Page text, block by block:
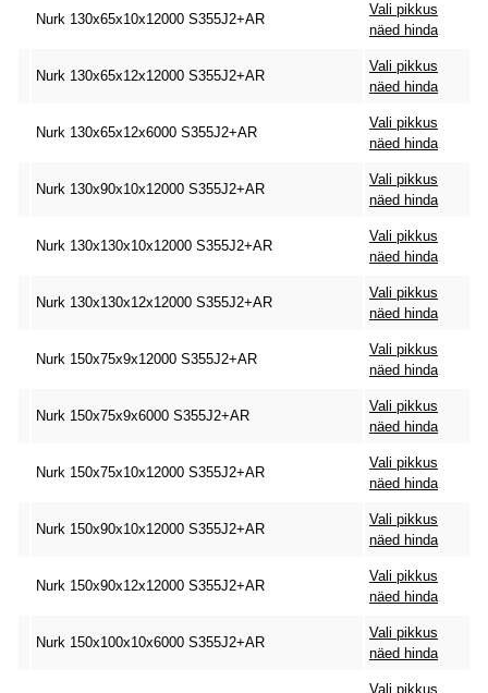
Nurk 130x65x10x12000 S355J2+AR
Vali pikkus
näed hinda
Nurk 130x65x12x12000 S355J2+AR
Vali pikkus
näed hinda
Nurk 130x65x12x6000 S355J2+AR
Vali pikkus
näed hinda
Nurk 130x90x10x12000 S355J2+AR
Vali pikkus
näed hinda
Nurk 130x130x10x12000 S355J2+AR
Vali pikkus
näed hinda
Nurk 130x130x12x12000 S355J2+AR
Vali pikkus
näed hinda
Nurk 150x75x9x12000 S355J2+AR
Vali pikkus
näed hinda
Nurk 150x75x9x6000 S355J2+AR
Vali pikkus
näed hinda
Nurk 150x75x10x12000 S355J2+AR
Vali pikkus
näed hinda
Nurk 150x90x10x12000 S355J2+AR
Vali pikkus
näed hinda
Nurk 150x90x12x12000 S355J2+AR
Vali pikkus
näed hinda
Nurk 150x100x10x6000 S355J2+AR
Vali pikkus
näed hinda
Vali pikkus